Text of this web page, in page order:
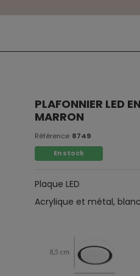
PLAFONNIER LED
MARRON
Référence 8749
En stock
Plaque LED
Acrylique et métal,